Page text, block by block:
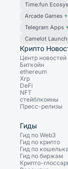
Time.fun
Arcade Games
Telegram Apps
Camelot
Крипто
Центр новостей
Биткойн
ethereum
Xrp
DeFi
NFT
стейблкоины
Пресс-релизы
Гиды
Гид по Web3
Гид по крипто
Гид по
Гид по биржам
Крипто-